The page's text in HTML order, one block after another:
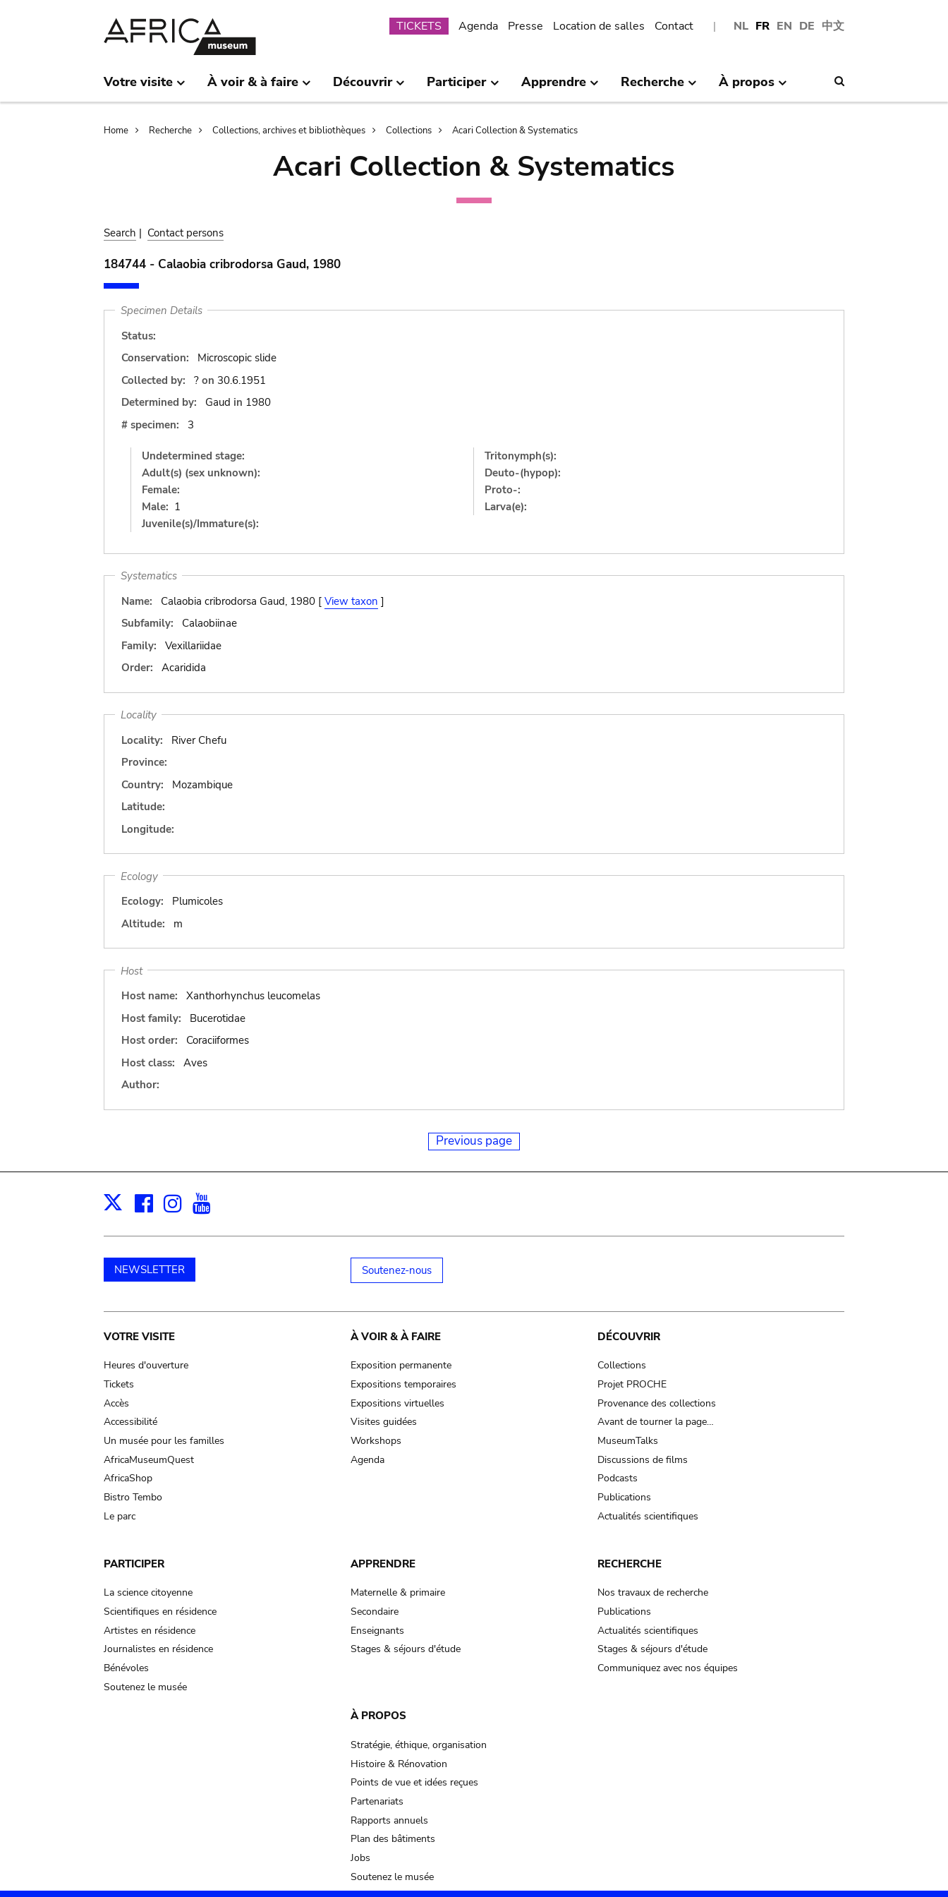
NL FR EN DE 中文
Submenu
TICKETS Agenda Presse Location de salles Contact
Votre visite À voir & à faire Découvrir Participer Apprendre Recherche À propos
Breadcrumb
Home Recherche Collections, archives et bibliothèques Collections Acari Collection & Systematics
Acari Collection & Systematics
Search | Contact persons
184744 - Calaobia cribrodorsa Gaud, 1980
Specimen Details
Status:
Conservation:
Microscopic slide
Collected by:
? on 30.6.1951
Determined by:
Gaud in 1980
# specimen:
3
Undetermined stage:
Adult(s) (sex unknown):
Female:
Male: 1
Juvenile(s)/Immature(s):
Tritonymph(s):
Deuto-(hypop):
Proto-:
Larva(e):
Systematics
Name:
Calaobia cribrodorsa Gaud, 1980 [ View taxon ]
Subfamily:
Calaobiinae
Family:
Vexillariidae
Order:
Acaridida
Locality
Locality:
River Chefu
Province:
Country:
Mozambique
Latitude:
Longitude:
Ecology
Ecology:
Plumicoles
Altitude:
m
Host
Host name:
Xanthorhynchus leucomelas
Host family:
Bucerotidae
Host order:
Coraciiformes
Host class:
Aves
Author:
Previous page
X Facebook
Instagram
NEWSLETTER Soutenez-nous
Main
navigation
VOTRE VISITE
Heures d'ouverture
Tickets
Accès
Accessibilité
Un musée pour les familles
AfricaMuseumQuest
AfricaShop
Bistro Tembo
Le parc
À VOIR & À FAIRE
Exposition permanente
Expositions temporaires
Expositions virtuelles
Visites guidées
Workshops
Agenda
DÉCOUVRIR
Collections
Projet PROCHE
Provenance des collections
Avant de tourner la page…
MuseumTalks
Discussions de films
Podcasts
Publications
Actualités scientifiques
PARTICIPER
La science citoyenne
Scientifiques en résidence
Artistes en résidence
Journalistes en résidence
Bénévoles
Soutenez le musée
APPRENDRE
Maternelle & primaire
Secondaire
Enseignants
Stages & séjours d'étude
RECHERCHE
Nos travaux de recherche
Publications
Actualités scientifiques
Stages & séjours d'étude
Communiquez avec nos équipes
À PROPOS
Stratégie, éthique, organisation
Histoire & Rénovation
Points de vue et idées reçues
Partenariats
Rapports annuels
Plan des bâtiments
Jobs
Soutenez le musée